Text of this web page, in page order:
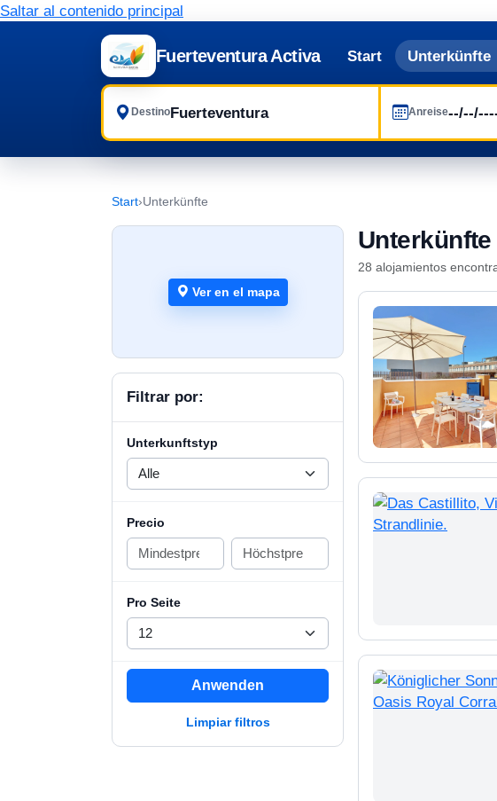
Saltar al contenido principal
Fuerteventura Activa Start Unterkünfte
Destino Anreise
Start›Unterkünfte
Ver en el mapa
Filtrar por:
Unterkunftstyp
Precio
Pro Seite
Anwenden
Limpiar filtros
28 alojamientos